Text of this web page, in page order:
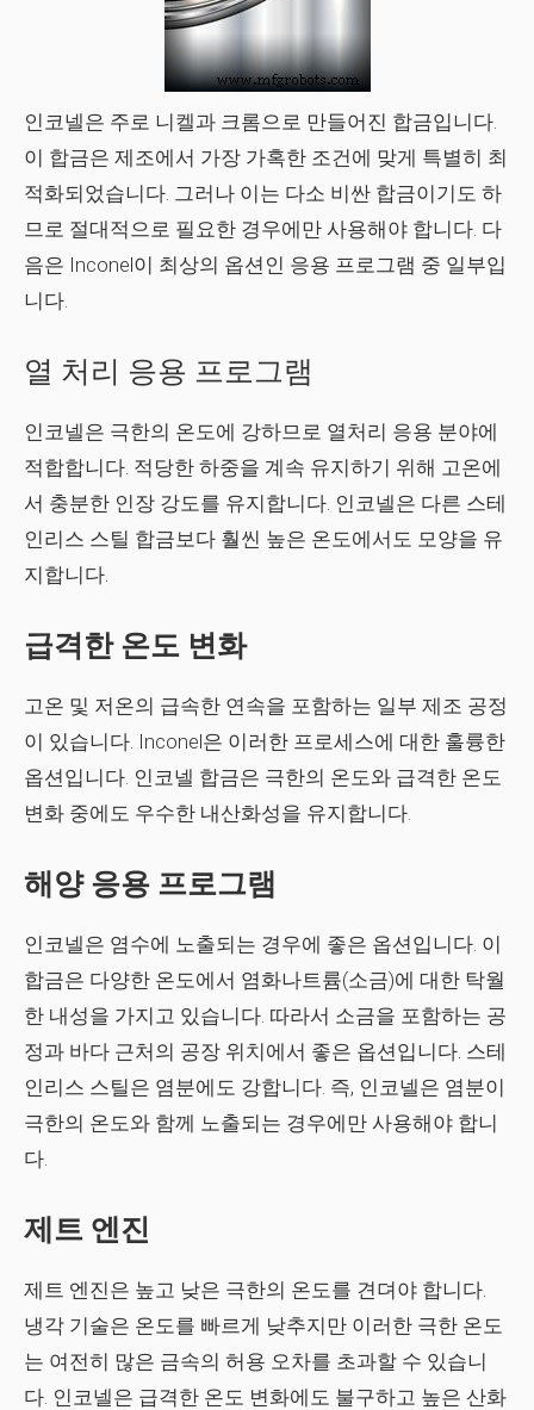
인코넬은 주로 니켈과 크롬으로 만들어진 합금입니다.
이 합금은 제조에서 가장 가혹한 조건에 맞게 특별히 최
적화되었습니다. 그러나 이는 다소 비싼 합금이기도 하
므로 절대적으로 필요한 경우에만 사용해야 합니다. 다
음은 Inconel이 최상의 옵션인 응용 프로그램 중 일부입
니다.
열 처리 응용 프로그램
인코넬은 극한의 온도에 강하므로 열처리 응용 분야에
적합합니다. 적당한 하중을 계속 유지하기 위해 고온에
서 충분한 인장 강도를 유지합니다. 인코넬은 다른 스테
인리스 스틸 합금보다 훨씬 높은 온도에서도 모양을 유
지합니다.
급격한 온도 변화
고온 및 저온의 급속한 연속을 포함하는 일부 제조 공정
이 있습니다. Inconel은 이러한 프로세스에 대한 훌륭한
옵션입니다. 인코넬 합금은 극한의 온도와 급격한 온도
변화 중에도 우수한 내산화성을 유지합니다.
해양 응용 프로그램
인코넬은 염수에 노출되는 경우에 좋은 옵션입니다. 이
합금은 다양한 온도에서 염화나트륨(소금)에 대한 탁월
한 내성을 가지고 있습니다. 따라서 소금을 포함하는 공
정과 바다 근처의 공장 위치에서 좋은 옵션입니다. 스테
인리스 스틸은 염분에도 강합니다. 즉, 인코넬은 염분이
극한의 온도와 함께 노출되는 경우에만 사용해야 합니
다.
제트 엔진
제트 엔진은 높고 낮은 극한의 온도를 견뎌야 합니다.
냉각 기술은 온도를 빠르게 낮추지만 이러한 극한 온도
는 여전히 많은 금속의 허용 오차를 초과할 수 있습니
다. 인코넬은 급격한 온도 변화에도 불구하고 높은 산화